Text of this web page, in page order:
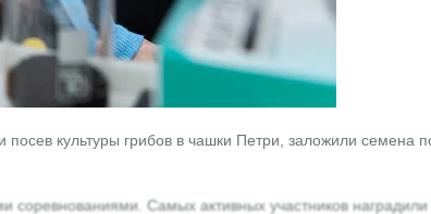
культуры грибов в чашки Петри, заложили семена
Самых активных участников